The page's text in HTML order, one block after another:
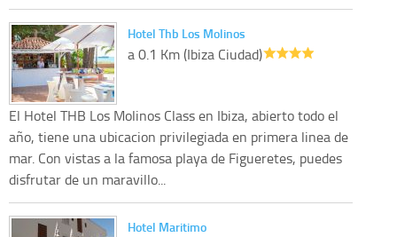
Hotel Thb Los Molinos
a 0.1 Km (Ibiza Ciudad)
El Hotel THB Los Molinos Class en Ibiza, abierto todo el
año, tiene una ubicacion privilegiada en primera linea de
mar. Con vistas a la famosa playa de Figueretes, puedes
disfrutar de un maravillo...
Hotel Maritimo